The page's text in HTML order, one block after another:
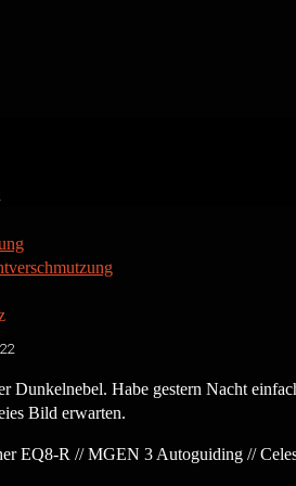
Dunkelnebel. Habe gestern Nacht
Bild erwarten.
EQ8-R // MGEN 3 Autoguiding //